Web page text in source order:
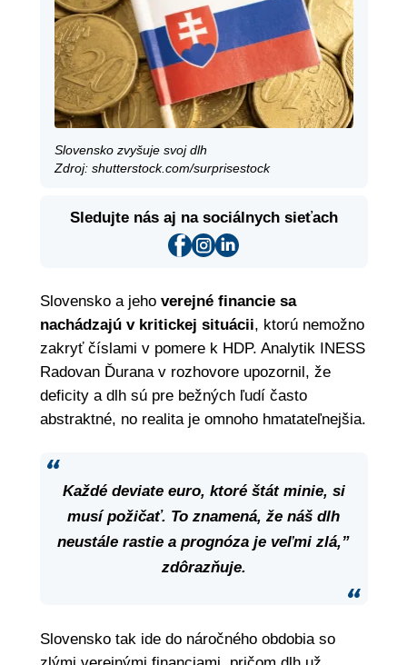
Slovensko zvyšuje svoj dlh
Zdroj: shutterstock.com/surprisestock
Sledujte nás aj na sociálnych sieťach
Slovensko a jeho verejné financie sa
nachádzajú v kritickej situácii, ktorú nemožno
zakryť číslami v pomere k HDP. Analytik INESS
Radovan Ďurana v rozhovore upozornil, že
deficity a dlh sú pre bežných ľudí často
abstraktné, no realita je omnoho hmatateľnejšia.
Každé deviate euro, ktoré štát minie, si
musí požičať. To znamená, že náš dlh
neustále rastie a prognóza je veľmi zlá,”
zdôrazňuje.
Slovensko tak ide do náročného obdobia so